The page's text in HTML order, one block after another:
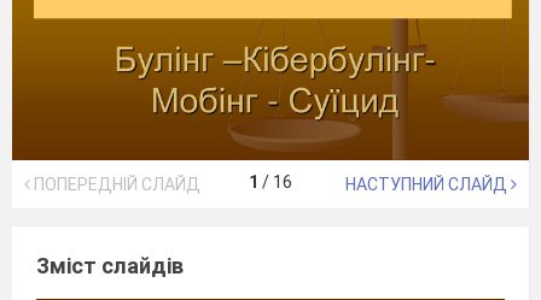
ПОПЕРЕДНІЙ СЛАЙД 1 / 16 НАСТУПНИЙ СЛАЙД
Зміст слайдів